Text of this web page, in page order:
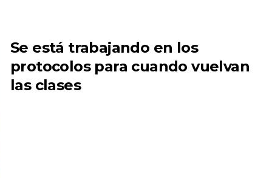
Se está trabajando en los
protocolos para cuando vuelvan
las clases